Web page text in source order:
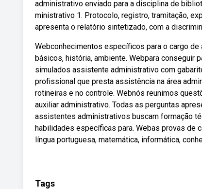
administrativo enviado para a disciplina de
ministrativo 1. Protocolo, registro, tramitação,
apresenta o relatório sintetizado, com a
Webconhecimentos específicos para o cargo
básicos, história, ambiente. Webpara
simulados assistente administrativo com
profissional que presta assistência na área
rotineiras e no controle. Webnós reunimos
auxiliar administrativo. Todas as perguntas
assistentes administrativos buscam formação
habilidades específicas para. Webas provas de
língua portuguesa, matemática, informática,
Tags